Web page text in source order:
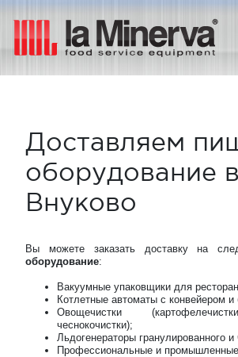
Доставляем
оборудование
Внуково
Вы можете заказать доставку на
оборудование:
Вакуумные упаковщики для
Котлетные автоматы с конвейером и
Овощечистки
чеснокочистки);
Льдогенераторы гранулированного
Профессиональные и